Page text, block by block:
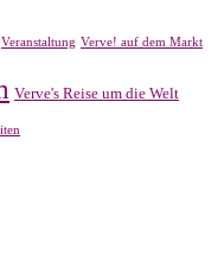
Veranstaltung Verve! auf dem Markt
Verve's Reise um die Welt